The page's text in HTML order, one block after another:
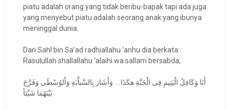
piatu adalah orang yang tidak beribu-bapak tapi ada juga
yang menyebut piatu adalah seorang anak yang ibunya
meninggal dunia.
Dari Sahl bin Sa’ad radhiallahu ‘anhu dia berkata:
Rasulullah shallallahu ‘alaihi wa sallam bersabda,
أَنَا وَكَافِلُ الْيَتِيمِ فِى الْجَنَّةِ هكَذَا... وَأَشَارَ بِالسَّباَّبَةِ وَاْلوُسْطَى وَفَرَّجَ
بَيْنَهُمَا شَيْئاً